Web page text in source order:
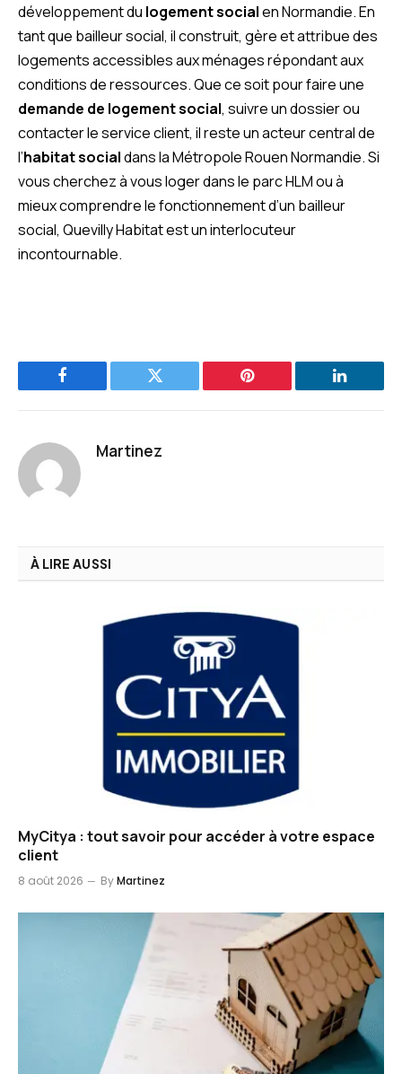
développement du logement socialen Normandie. En
tant que bailleur social, il construit, gère et attribue des
logements accessibles aux ménages répondant aux
conditions de ressources. Que ce soit pour faire une
demande de logement social, suivre un dossier ou
contacter le service client, il reste un acteur central de
l’habitat socialdans la Métropole Rouen Normandie. Si
vous cherchez à vous loger dans le parc HLM ou à
mieux comprendre le fonctionnement d’un bailleur
social, Quevilly Habitat est un interlocuteur
incontournable.
Facebook Twitter Pinterest LinkedIn
Martinez
À LIRE AUSSI
MyCitya : tout savoir pour accéder à votre espace
client
8 août 2026 ByMartinez